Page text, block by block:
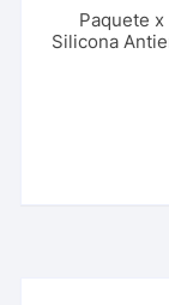
Paquete
Silicona